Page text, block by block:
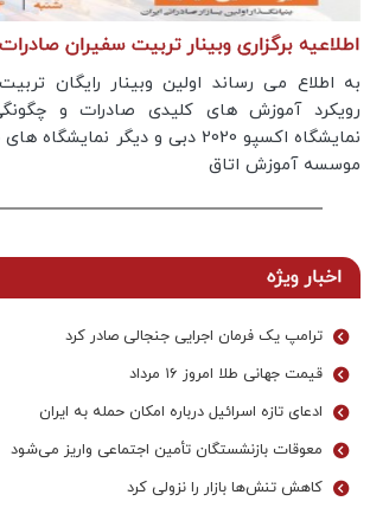
اطلاعیه برگزاری وبینار تربیت سفیران صادرات
به اطلاع می رساند اولین وبینار رایگان
رویکرد آموزش های کلیدی صادرات و
نمایشگاه اکسپو 2020 دبی و دیگر
موسسه آموزش اتاق
اخبار ویژه
ترامپ یک فرمان اجرایی جنجالی صادر کرد
قیمت جهانی طلا امروز ۱۶ مرداد
ادعای تازه اسرائیل درباره امکان حمله به ایران
معوقات بازنشستگان تأمین اجتماعی واریز می‌شود
کاهش تنش‌ها بازار را نزولی کرد